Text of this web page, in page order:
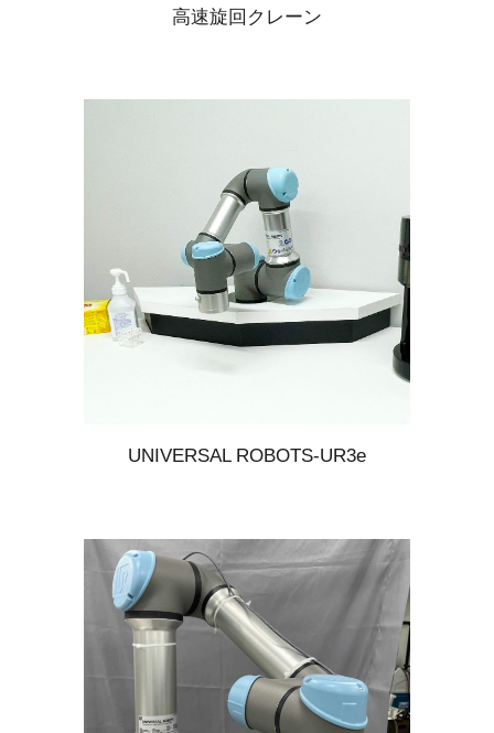
高速旋回クレーン
UNIVERSAL ROBOTS-UR3e